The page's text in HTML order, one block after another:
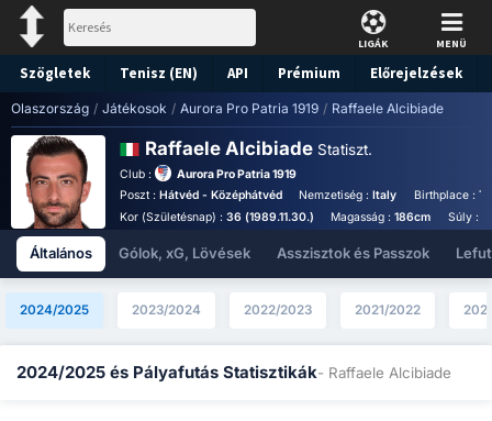
LIGÁK MENÜ
Szögletek Tenisz (EN) API Prémium Előrejelzések
Olaszország / Játékosok / Aurora Pro Patria 1919 / Raffaele Alcibiade
Raffaele Alcibiade Statiszt.
Club :
Aurora Pro Patria 1919
Poszt : Hátvéd - Középhátvéd Nemzetiség :Italy Birthplace :
Kor (Születésnap) : 36 (1989.11.30.) Magasság :186cm Súly :
Általános Gólok, xG, Lövések Asszisztok és Passzok
2024/2025 2023/2024 2022/2023 2021/2022
2024/2025 és Pályafutás Statisztikák- Raffaele Alcibiade